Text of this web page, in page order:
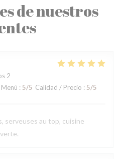
de nuestros
2
Menú : 5/5 Calidad / Precio : 5/5
serveuses au top, cuisine